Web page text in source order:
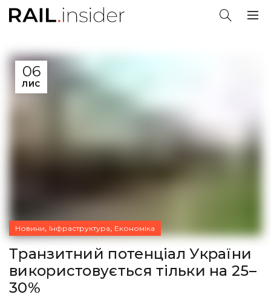
06
ЛИС
Новини, Інфраструктура, Економіка
Транзитний потенціал України
використовується тільки на 25–
30%